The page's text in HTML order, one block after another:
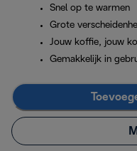
Snel op te warmen
Grote
Jouw koffie, jouw
Gemakkelijk in